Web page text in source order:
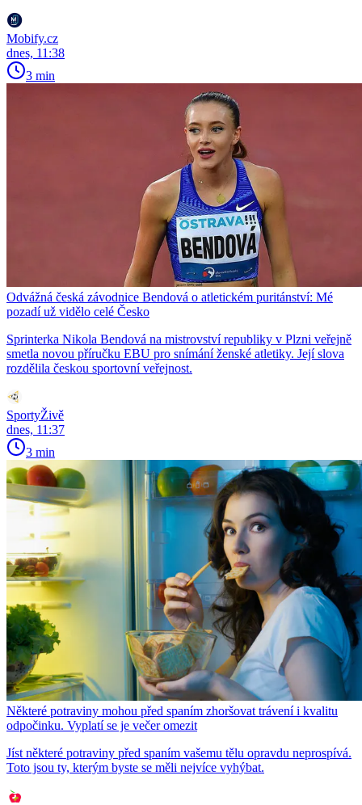
Mobify.cz
dnes, 11:38
3 min
Odvážná česká závodnice Bendová o atletickém puritánství: Mé
pozadí už vidělo celé Česko
Sprinterka Nikola Bendová na mistrovství republiky v Plzni veřejně
smetla novou příručku EBU pro snímání ženské atletiky. Její slova
rozdělila českou sportovní veřejnost.
SportyŽivě
dnes, 11:37
3 min
Některé potraviny mohou před spaním zhoršovat trávení i kvalitu
odpočinku. Vyplatí se je večer omezit
Jíst některé potraviny před spaním vašemu tělu opravdu neprospívá.
Toto jsou ty, kterým byste se měli nejvíce vyhýbat.